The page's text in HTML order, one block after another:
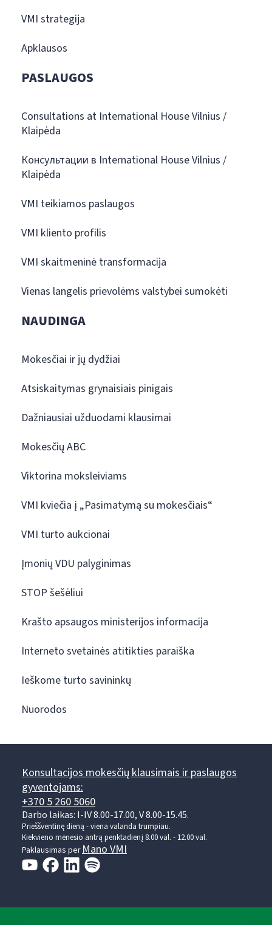
VMI strategija
Apklausos
PASLAUGOS
Consultations at International House Vilnius /
Klaipėda
Консультации в International House Vilnius /
Klaipėda
VMI teikiamos paslaugos
VMI kliento profilis
VMI skaitmeninė transformacija
Vienas langelis prievolėms valstybei sumokėti
NAUDINGA
Mokesčiai ir jų dydžiai
Atsiskaitymas grynaisiais pinigais
Dažniausiai užduodami klausimai
Mokesčių ABC
Viktorina moksleiviams
VMI kviečia į „Pasimatymą su mokesčiais“
VMI turto aukcionai
Įmonių VDU palyginimas
STOP šešėliui
Krašto apsaugos ministerijos informacija
Interneto svetainės atitikties paraiška
Ieškome turto savininkų
Nuorodos
Konsultacijos mokesčių klausimais ir paslaugos
gyventojams:
+370 5 260 5060
Darbo laikas: I-IV 8.00-17.00, V 8.00-15.45.
Prieššventinę dieną - viena valanda trumpiau.
Kiekvieno mėnesio antrą penktadienį 8.00 val. - 12.00 val.
Paklausimas per Mano VMI